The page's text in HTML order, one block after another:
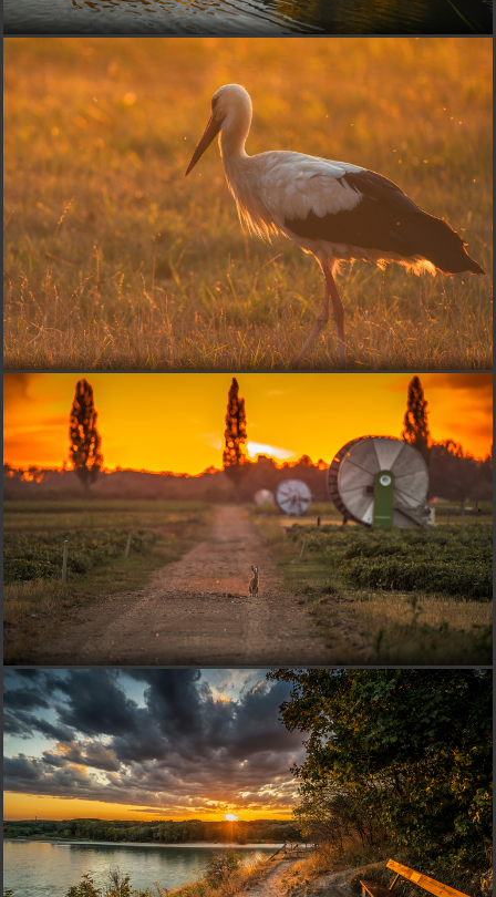
Tigerpred 13 rokmi
sexi.
nefotimpred 13 rokmi
JO!*